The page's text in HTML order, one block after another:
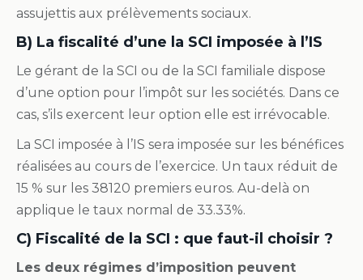
assujettis aux prélèvements sociaux.
B) La fiscalité d’une la SCI imposée à l’IS
Le gérant de la SCI ou de la SCI familiale dispose
d’une option pour l’impôt sur les sociétés. Dans ce
cas, s’ils exercent leur option elle est irrévocable.
La SCI imposée à l’IS sera imposée sur les bénéfices
réalisées au cours de l’exercice. Un taux réduit de
15 % sur les 38120 premiers euros. Au-delà on
applique le taux normal de 33.33%.
C) Fiscalité de la SCI : que faut-il choisir ?
Les deux régimes d’imposition peuvent